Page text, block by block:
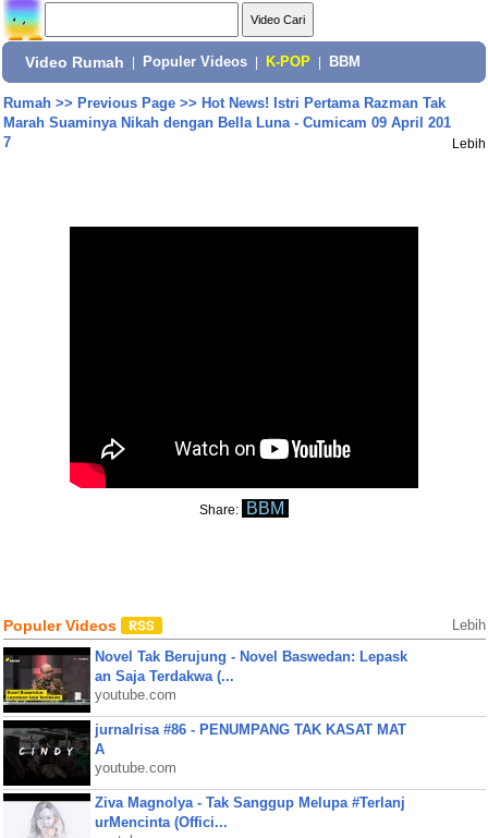
Video Rumah Populer Videos K-POP BBM
Rumah>> Previous Page>> Hot News! Istri Pertama Razman Tak
Marah Suaminya Nikah dengan Bella Luna - Cumicam 09 April 201
7
Lebih
Share: BBM
Populer Videos Lebih
Novel Tak Berujung - Novel Baswedan: Lepask
an Saja Terdakwa (...
youtube.com
jurnalrisa #86 - PENUMPANG TAK KASAT MAT
A
youtube.com
Ziva Magnolya - Tak Sanggup Melupa #Terlanj
urMencinta (Offici...